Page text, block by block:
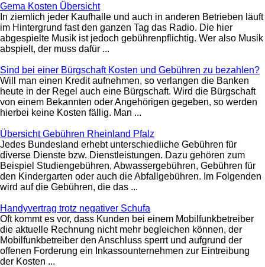
Gema Kosten Übersicht
In ziemlich jeder Kaufhalle und auch in anderen Betrieben läuft
im Hintergrund fast den ganzen Tag das Radio. Die hier
abgespielte Musik ist jedoch gebührenpflichtig. Wer also Musik
abspielt, der muss dafür ...
Sind bei einer Bürgschaft Kosten und Gebühren zu bezahlen?
Will man einen Kredit aufnehmen, so verlangen die Banken
heute in der Regel auch eine Bürgschaft. Wird die Bürgschaft
von einem Bekannten oder Angehörigen gegeben, so werden
hierbei keine Kosten fällig. Man ...
Übersicht Gebühren Rheinland Pfalz
Jedes Bundesland erhebt unterschiedliche Gebühren für
diverse Dienste bzw. Dienstleistungen. Dazu gehören zum
Beispiel Studiengebühren, Abwassergebühren, Gebühren für
den Kindergarten oder auch die Abfallgebühren. Im Folgenden
wird auf die Gebühren, die das ...
Handyvertrag trotz negativer Schufa
Oft kommt es vor, dass Kunden bei einem Mobilfunkbetreiber
die aktuelle Rechnung nicht mehr begleichen können, der
Mobilfunkbetreiber den Anschluss sperrt und aufgrund der
offenen Forderung ein Inkassounternehmen zur Eintreibung
der Kosten ...